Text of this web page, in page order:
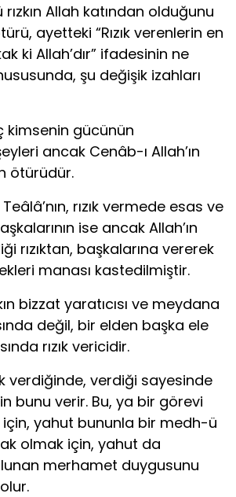
Allah katından olduğunu
ayetteki “Rızık verenlerin en
ki Allah’dır” ifadesinin ne
şu değişik izahları
kimsenin gücünün
ancak Cenâb-ı Allah’ın
ötürüdür.
rızık vermede esas ve
ise ancak Allah’ın
rızıktan, başkalarına vererek
manası kastedilmiştir.
bizzat yaratıcısı ve meydana
değil, bir elden başka ele
rızık vericidir.
verdiğinde, verdiği sayesinde
bunu verir. Bu, ya bir görevi
yahut bununla bir medh-ü
olmak için, yahut da
merhamet duygusunu